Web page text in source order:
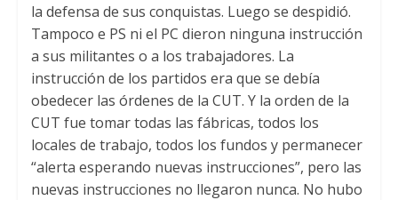
la defensa de sus conquistas. Luego se despidió.
Tampoco e PS ni el PC dieron ninguna instrucción
a sus militantes o a los trabajadores. La
instrucción de los partidos era que se debía
obedecer las órdenes de la CUT. Y la orden de la
CUT fue tomar todas las fábricas, todos los
locales de trabajo, todos los fundos y permanecer
“alerta esperando nuevas instrucciones”, pero las
nuevas instrucciones no llegaron nunca. No hubo